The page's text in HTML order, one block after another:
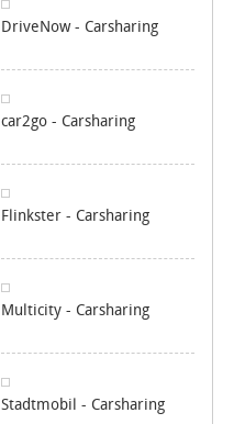
DriveNow - Carsharing
car2go - Carsharing
Flinkster - Carsharing
Multicity - Carsharing
Stadtmobil - Carsharing